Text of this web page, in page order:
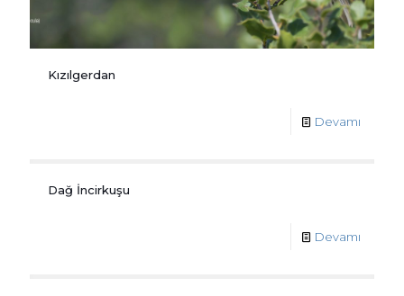
Kızılgerdan
Devamı
Dağ İncirkuşu
Devamı